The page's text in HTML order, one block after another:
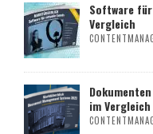
Software
Vergleich
im Vergleich